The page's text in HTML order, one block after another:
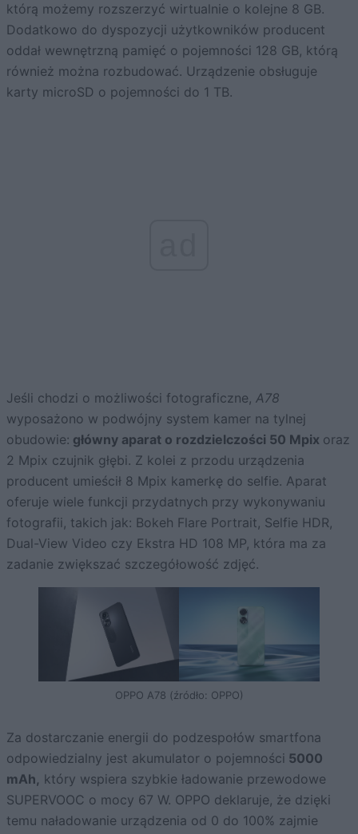
którą możemy rozszerzyć wirtualnie o kolejne 8 GB.
Dodatkowo do dyspozycji użytkowników producent
oddał wewnętrzną pamięć o pojemności 128 GB, którą
również można rozbudować. Urządzenie obsługuje
karty microSD o pojemności do 1 TB.
Jeśli chodzi o możliwości fotograficzne, A78
wyposażono w podwójny system kamer na tylnej
obudowie: główny aparat o rozdzielczości 50 Mpix oraz
2 Mpix czujnik głębi. Z kolei z przodu urządzenia
producent umieścił 8 Mpix kamerkę do selfie. Aparat
oferuje wiele funkcji przydatnych przy wykonywaniu
fotografii, takich jak: Bokeh Flare Portrait, Selfie HDR,
Dual-View Video czy Ekstra HD 108 MP, która ma za
zadanie zwiększać szczegółowość zdjęć.
OPPO A78 (źródło: OPPO)
Za dostarczanie energii do podzespołów smartfona
odpowiedzialny jest akumulator o pojemności 5000
mAh, który wspiera szybkie ładowanie przewodowe
SUPERVOOC o mocy 67 W. OPPO deklaruje, że dzięki
temu naładowanie urządzenia od 0 do 100% zajmie